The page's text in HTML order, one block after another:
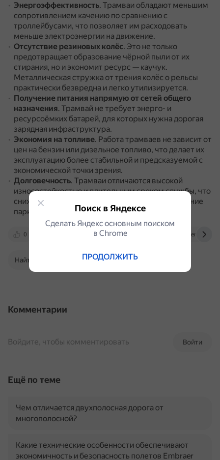
Энергоэффективность. Трамваи обладают меньшим
сопротивлением качению по сравнению с
троллейбусами, что позволяет им расходовать
меньше электроэнергии на движение.
Отсутствие резиновых колёс. Это не только
предотвращает образование чёрной пыли от их
стирания, но и экономит ресурс — каучук.
Металлическая стружка от трения колёс о рельсы
практически безвредна и легко утилизируется.
Получение питания напрямую от сетей общего
назначения. Трамвай не требует энерго- и
ресурсоёмких батарей, для которых нужна дорогая
зарядная инфраструктура.
Экономия на топливе. Работа трамваев не зависит от
цен на бензин или дизельное топливо, что делает их
эксплуатацию более стабильной и предсказуемой с
экономической точки зрения.
Долговечность. Трамваи отличаются высокой
износостойкостью и длительным сроком службы, что
снижает затраты на их обслуживание и обновление
парка.
0 perevozka24.ru
Найти в Поиске
Комментарии
Войти
Войдите, чтобы комментировать
Ещё по теме
Чем отличается двухполосная дорога от
многополосной?
Какие технические особенности обеспечивают
экономичность и безопасность полетов Embraer
Поиск в Яндексе
Сделать Яндекс основным поиском
в Сhrome
ПРОДОЛЖИТЬ